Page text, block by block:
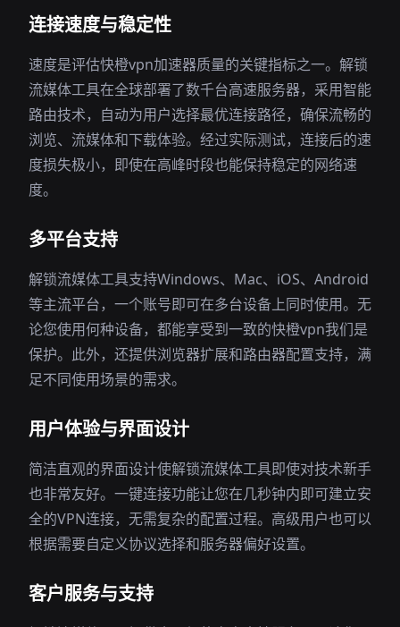
连接速度与稳定性
速度是评估快橙vpn加速器质量的关键指标之一。解锁
流媒体工具在全球部署了数千台高速服务器，采用智能
路由技术，自动为用户选择最优连接路径，确保流畅的
浏览、流媒体和下载体验。经过实际测试，连接后的速
度损失极小，即使在高峰时段也能保持稳定的网络速
度。
多平台支持
解锁流媒体工具支持Windows、Mac、iOS、Android
等主流平台，一个账号即可在多台设备上同时使用。无
论您使用何种设备，都能享受到一致的快橙vpn我们是
保护。此外，还提供浏览器扩展和路由器配置支持，满
足不同使用场景的需求。
用户体验与界面设计
简洁直观的界面设计使解锁流媒体工具即使对技术新手
也非常友好。一键连接功能让您在几秒钟内即可建立安
全的VPN连接，无需复杂的配置过程。高级用户也可以
根据需要自定义协议选择和服务器偏好设置。
客户服务与支持